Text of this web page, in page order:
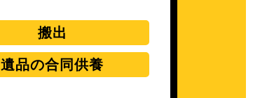
搬出
遺品の合同供養